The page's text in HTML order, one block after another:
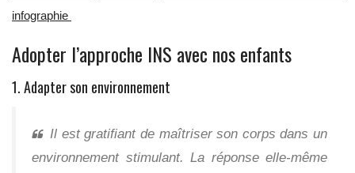
infographie
Adopter l’approche INS avec nos enfants
1. Adapter son environnement
Il est gratifiant de maîtriser son corps dans un
environnement stimulant. La réponse elle-même